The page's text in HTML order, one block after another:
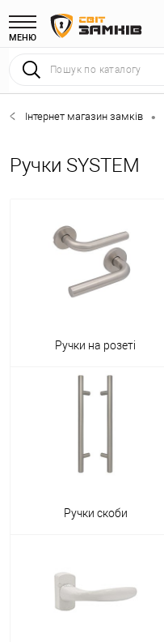
МЕНЮ
Інтернет магазин замків •
Ручки SYSTEM
Ручки на розеті
Ручки скоби